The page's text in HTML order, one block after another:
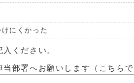
けにくかった
ください。
部署へお願いします（こちら